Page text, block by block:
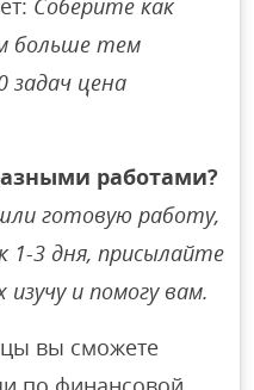
Соберите как
больше тем
задач цена
работами?
готовую работу,
1-3 дня, присылайте
и помогу вам.
вы сможете